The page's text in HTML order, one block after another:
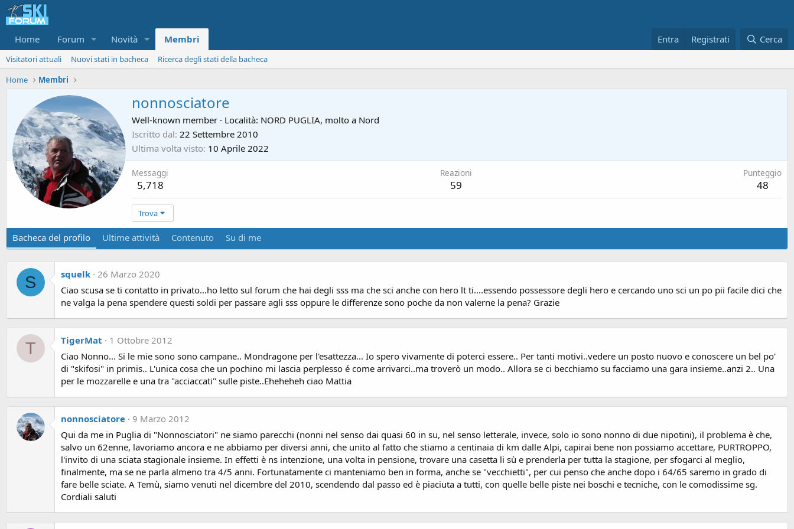
Home Forum Novità Membri Entra Registrati Cerca
Visitatori attuali Nuovi stati in bacheca
Ricerca degli stati della bacheca
Home
Membri
nonnosciatore
Well-known member · Località: NORD PUGLIA, molto a Nord
Iscritto dal 22 Settembre 2010
Ultima volta visto 10 Aprile 2022
Messaggi
5,718
Reazioni
59
Punteggio
48
Trova
Bacheca del profilo Ultime attività Contenuto Su di me
S squelk 26 Marzo 2020
Ciao scusa se ti contatto in privato...ho letto sul forum che hai degli sss ma che sci anche con hero lt ti....essendo possessore degli hero e cercando uno sci un po pii facile dici che
ne valga la pena spendere questi soldi per passare agli sss oppure le differenze sono poche da non valerne la pena? Grazie
T TigerMat
1 Ottobre 2012
Ciao Nonno... Si le mie sono sono campane.. Mondragone per l'esattezza... Io spero vivamente di poterci essere.. Per tanti motivi..vedere un posto nuovo e conoscere un bel po'
di "skifosi" in primis.. L'unica cosa che un pochino mi lascia perplesso é come arrivarci..ma troverò un modo.. Allora se ci becchiamo su facciamo una gara insieme..anzi 2.. Una
per le mozzarelle e una tra "acciaccati" sulle piste..Eheheheh ciao Mattia
nonnosciatore
9 Marzo 2012
Qui da me in Puglia di "Nonnosciatori" ne siamo parecchi (nonni nel senso dai quasi 60 in su, nel senso letterale, invece, solo io sono nonno di due nipotini), il problema è che,
salvo un 62enne, lavoriamo ancora e ne abbiamo per diversi anni, che unito al fatto che stiamo a centinaia di km dalle Alpi, capirai bene non possiamo accettare, PURTROPPO,
l'invito di una sciata stagionale insieme. In effetti è ns intenzione, una volta in pensione, trovare una casetta li sù e prenderla per tutta la stagione, per sfogarci al meglio,
finalmente, ma se ne parla almeno tra 4/5 anni. Fortunatamente ci manteniamo ben in forma, anche se "vecchietti", per cui penso che anche dopo i 64/65 saremo in grado di
fare belle sciate. A Temù, siamo venuti nel dicembre del 2010, scendendo dal passo ed è piaciuta a tutti, con quelle belle piste nei boschi e tecniche, con le comodissime sg.
Cordiali saluti